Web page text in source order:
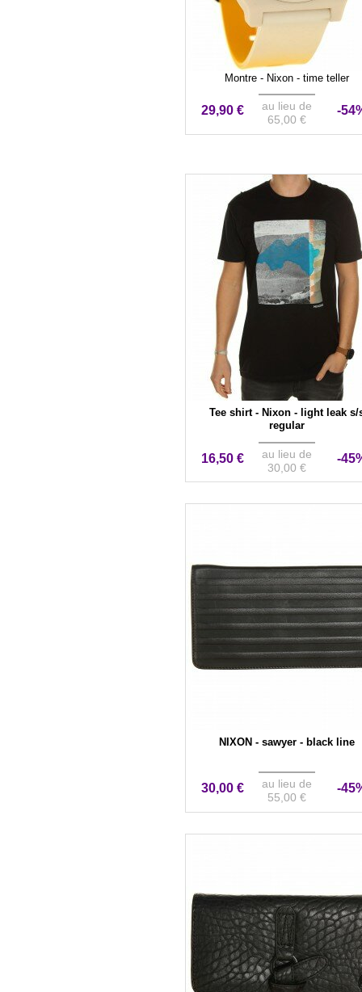
Montre - Nixon - time teller
29,90 €
au lieu de
65,00 €
-
Tee shirt - Nixon - light leak s/
regular
16,50 €
au lieu de
30,00 €
-
NIXON - sawyer - black line
30,00 €
au lieu de
55,00 €
-